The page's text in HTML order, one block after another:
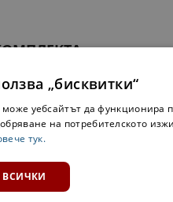
„бисквитки“
уебсайтът да функционира
на потребителското
тук.